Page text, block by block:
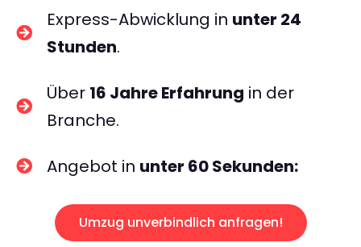
Express-Abwicklung in unter 24
Stunden.
Über 16 Jahre Erfahrung in der
Branche.
Angebot in unter 60 Sekunden:
Umzug unverbindlich anfragen!